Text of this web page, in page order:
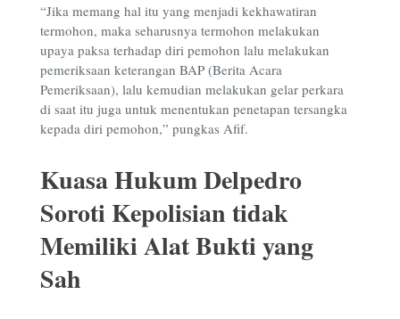
“Jika memang hal itu yang menjadi kekhawatiran
termohon, maka seharusnya termohon melakukan
upaya paksa terhadap diri pemohon lalu melakukan
pemeriksaan keterangan BAP (Berita Acara
Pemeriksaan), lalu kemudian melakukan gelar perkara
di saat itu juga untuk menentukan penetapan tersangka
kepada diri pemohon,” pungkas Afif.
Kuasa Hukum Delpedro
Soroti Kepolisian tidak
Memiliki Alat Bukti yang
Sah